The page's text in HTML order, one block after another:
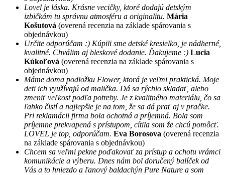
Lovel je láska. Krásne vecičky, ktoré dodajú detským
izbičkám tu správnu atmosféru a originalitu. Mária
Košutová (overená recenzia na základe spárovania s
objednávkou)
Určite odporúčam :) Kúpili sme detské kresielko, je nádherné,
kvalitné. Chválim aj bleskové dodanie. Ďakujeme :) Lucia
Kúkoľová (overená recenzia na základe spárovania s
objednávkou)
Máme doma podložku Flower, ktorá je veľmi praktická. Moje
deti ich využívajú od malička. Dá sa rýchlo skladať, alebo
zmeniť veľkost podľa potreby. Je z kvalitného materiálu, čo sa
ľahko čistí a najlepšie je na tom, že sa dá prať aj v pračke.
Pri reklamácii firma bola ochotná a príjemná. Bola som
príjemne prekvapená s prístupom, cítila som že chcú pomôcť.
LOVEL je top, odporúčam. Eva Borosova (overená recenzia
na základe spárovania s objednávkou)
Chcem sa veľmi pekne poďakovať za prístup a ochotu vrámci
komunikácie a výberu. Dnes nám bol doručený balíček od
Vás a to hniezdo a ľanový baldachýn Pure Nature a som